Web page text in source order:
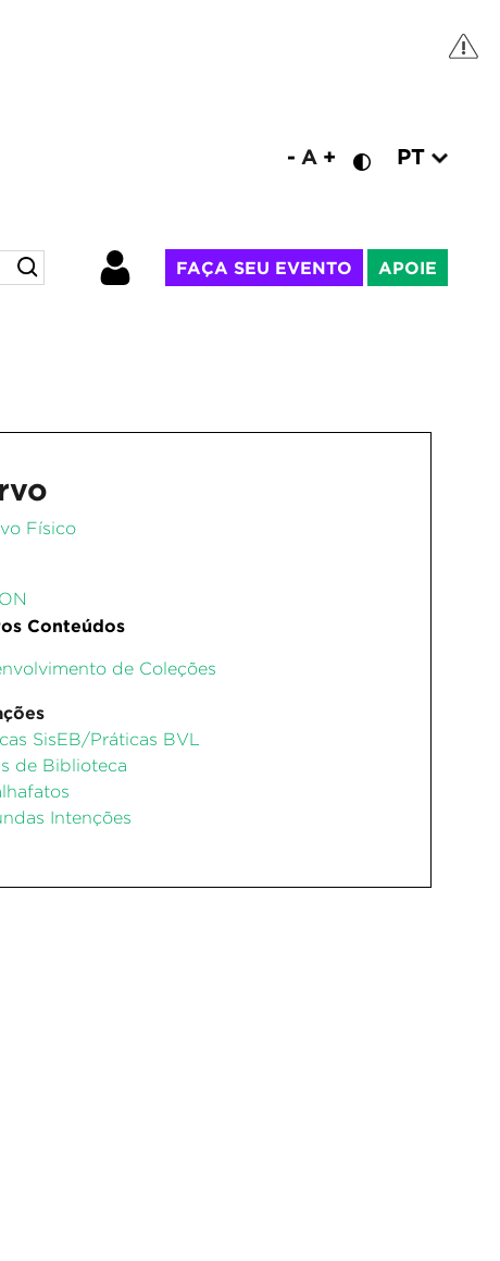
- A + PT
FAÇA SEU EVENTO APOIE
Físico
Conteúdos
de Coleções
SisEB/Práticas BVL
de Biblioteca
Intenções